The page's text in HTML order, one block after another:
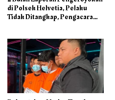
di Polsek Helvetia, Pelaku
Tidak Ditangkap, Pengacara